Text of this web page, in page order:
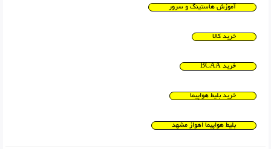
آموزش هاستینگ و سرور
خرید کالا
خرید BCAA
خرید بلیط هواپیما
بلیط هواپیما اهواز مشهد